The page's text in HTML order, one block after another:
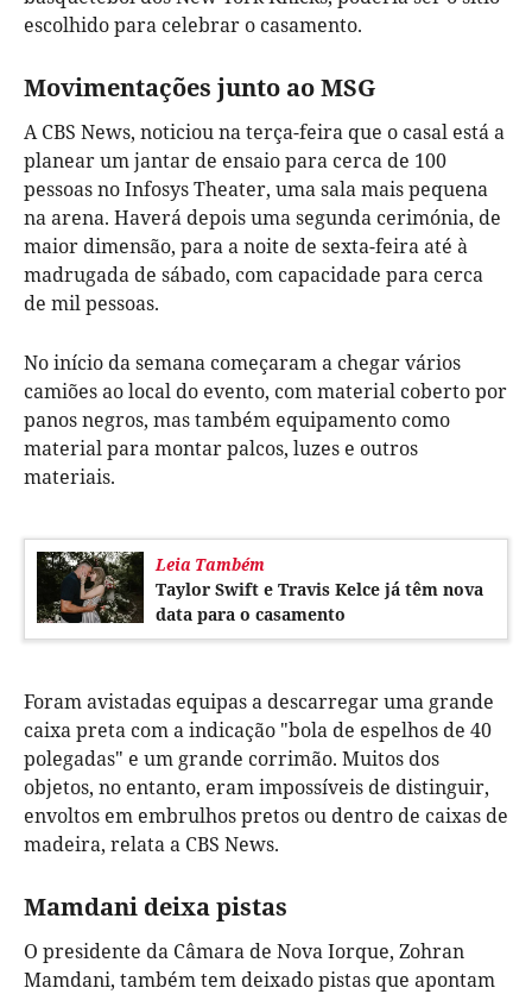
escolhido para celebrar o casamento.
Movimentações junto ao MSG
A CBS News, noticiou na terça-feira que o casal está a
planear um jantar de ensaio para cerca de 100
pessoas no Infosys Theater, uma sala mais pequena
na arena. Haverá depois uma segunda cerimónia, de
maior dimensão, para a noite de sexta-feira até à
madrugada de sábado, com capacidade para cerca
de mil pessoas.
No início da semana começaram a chegar vários
camiões ao local do evento, com material coberto por
panos negros, mas também equipamento como
material para montar palcos, luzes e outros
materiais.
Leia Também
Taylor Swift e Travis Kelce já têm nova
data para o casamento
Foram avistadas equipas a descarregar uma grande
caixa preta com a indicação "bola de espelhos de 40
polegadas" e um grande corrimão. Muitos dos
objetos, no entanto, eram impossíveis de distinguir,
envoltos em embrulhos pretos ou dentro de caixas de
madeira, relata a CBS News.
Mamdani deixa pistas
O presidente da Câmara de Nova Iorque, Zohran
Mamdani, também tem deixado pistas que apontam